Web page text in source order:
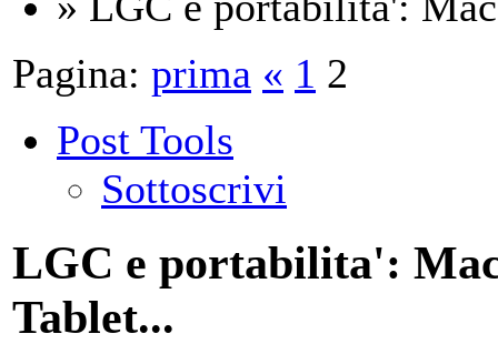
Pagina: prima « 1 2
Post Tools
Sottoscrivi
LGC e portabilita':
Tablet...